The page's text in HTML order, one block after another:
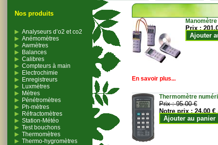
Nos produits
Analyseurs d’o2 et co2
Anémomètres
Awmètres
Balances
Calibres
Compteurs à main
Electrochimie
Enregistreurs
Luxmètres
Mètres
Pénétromètres
Ph-mètres
Réfractomètres
Station-Météo
Test bouchons
Thermomètres
Thermo-hygromètres
Prix :
Ajouter
En savoir plus...
Thermomètre
Prix :95.00 €
Notre prix :24.00 €
Ajouter au panier